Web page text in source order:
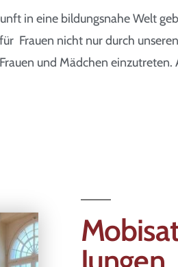
in eine bildungsnahe Welt
Frauen nicht nur durch
und Mädchen